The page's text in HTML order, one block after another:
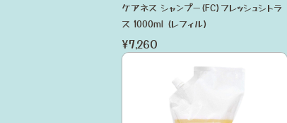
ケアネス シャンプー(FC)フレッシュシトラ
ス 1000ml (レフィル)
¥7,260